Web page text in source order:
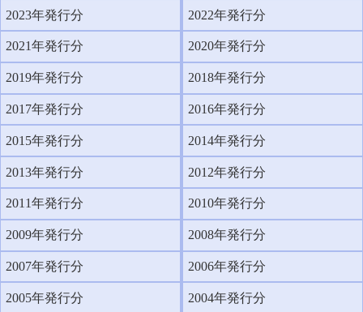
2023年発行分 2022年発行分
2021年発行分 2020年発行分
2019年発行分 2018年発行分
2017年発行分 2016年発行分
2015年発行分 2014年発行分
2013年発行分 2012年発行分
2011年発行分 2010年発行分
2009年発行分 2008年発行分
2007年発行分 2006年発行分
2005年発行分 2004年発行分